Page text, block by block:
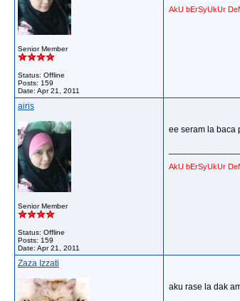
Senior Member
Status: Offline
Posts: 159
Date: Apr 21, 2011
AkU bErSyUkUr
airis
Senior Member
Status: Offline
Posts: 159
Date: Apr 21, 2011
ee seram la baca
AkU bErSyUkUr
Zaza Izzati
aku rase la dak